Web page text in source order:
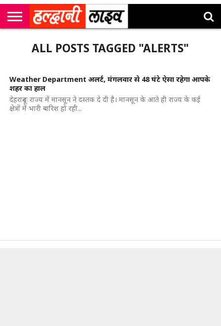
कॉर्नर
उत्तराखंड
मनोरंजन
सम्पादकीय
अलर्ट्सALL POSTS TAGGED "ALERTS"
Weather Department अलर्ट, मंगलवार से 48 घंटे ऐसा रहेगा आपके
शहर का हाल
देहरादूनः राज्य में मानसून ने दस्तक दे दी है। मानसून के आते ही राज्य के कई
क्षेत्रों में भारी बारिश हो रही...